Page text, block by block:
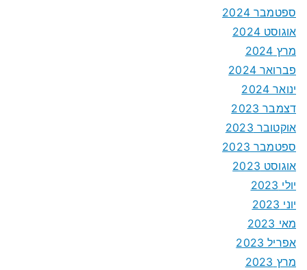
ספטמבר 2024
אוגוסט 2024
מרץ 2024
פברואר 2024
ינואר 2024
דצמבר 2023
אוקטובר 2023
ספטמבר 2023
אוגוסט 2023
יולי 2023
יוני 2023
מאי 2023
אפריל 2023
מרץ 2023